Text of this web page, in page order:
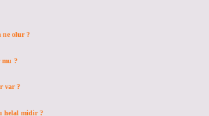
ne olur ?
mu ?
var ?
helal midir ?